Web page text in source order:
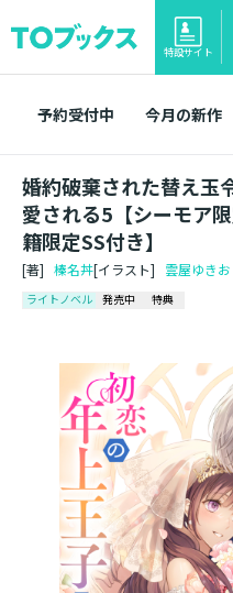
特設サイト
予約受付中 今月の新作
婚約破棄された替え玉
愛される5【シーモア
籍限定SS付き】
[著] 榛名丼[イラスト] 雲屋ゆきお
ライトノベル 発売中 特典